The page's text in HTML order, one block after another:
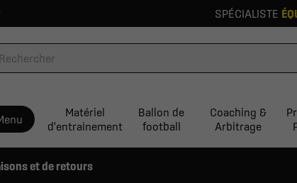
SPÉCIALISTE
Matériel
d'entrainement
Ballon de
football
Coaching &
Arbitrage
et de retours